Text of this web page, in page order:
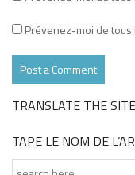
Prévenez-moi de tous
TRANSLATE THE
TAPE LE NOM DE